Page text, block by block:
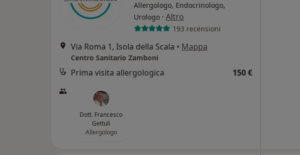
Allergologo, Endocrinologo,
Urologo · Altro
193 recensioni
Via Roma 1, Isola della Scala • Mappa
Centro Sanitario Zamboni
Prima visita allergologica 150 €
Dott. Francesco
Gettuli
Allergologo